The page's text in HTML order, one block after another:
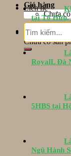
Giỏ hàng
Chưa
Giỏ hàng
Chưa có sản
Liên hệ
Tìm
kiếm:
tại Tố Hữu,
RoyalL Đà
5HBS tại
Ngũ Hành